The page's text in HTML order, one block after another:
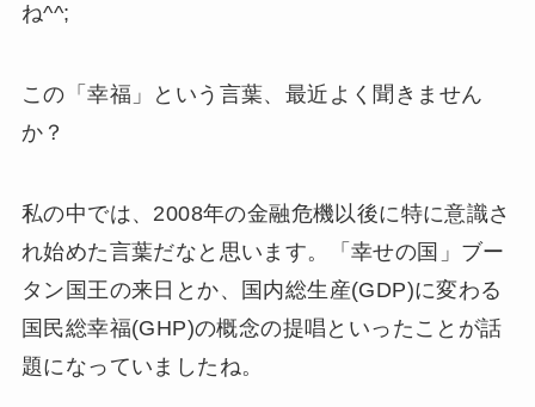
ね^^;
この「幸福」という言葉、最近よく聞きません
か？
私の中では、2008年の金融危機以後に特に意識さ
れ始めた言葉だなと思います。「幸せの国」ブー
タン国王の来日とか、国内総生産(GDP)に変わる
国民総幸福(GHP)の概念の提唱といったことが話
題になっていましたね。